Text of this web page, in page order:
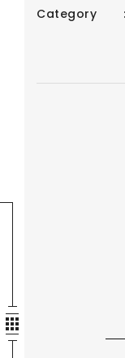
Category
: